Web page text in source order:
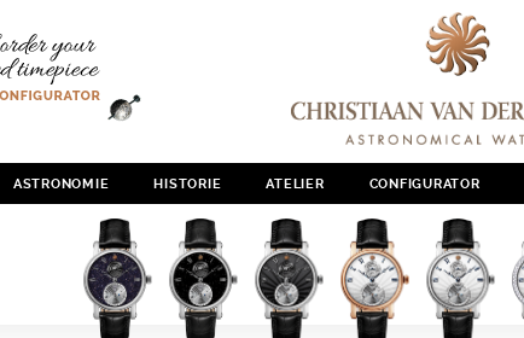
ASTRONOMIE HISTORIE ATELIER CONFIGURATOR